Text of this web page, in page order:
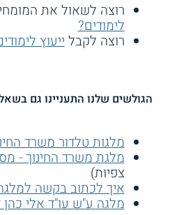
רוצה לשאול את
לימודים?
רוצה לקבלייעוץ
הגולשים שלנו התעניינו גם
מלגות טלדור משרד
מלגת משרד החינוך -
צפיות)
איך לכתוב בקשה
מלגה ע"ש עו"ד אלי כהן